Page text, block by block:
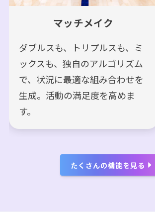
マッチメイク
ダブルスも、トリプルスも、ミ
ックスも、独自のアルゴリズム
で、状況に最適な組み合わせを
生成。活動の満足度を高めま
す。
たくさんの機能を見る